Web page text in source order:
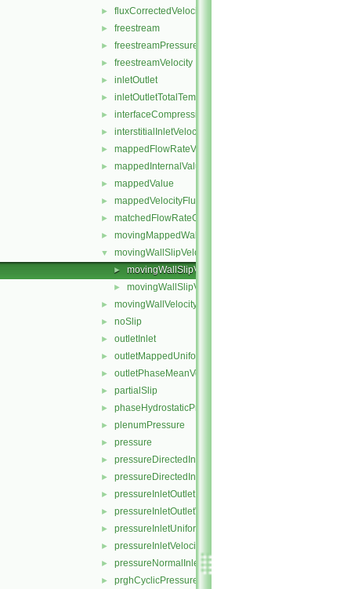
► fluxCorrectedVelocity
► freestream
► freestreamPressure
► freestreamVelocity
► inletOutlet
► inletOutletTotalTemperature
► interfaceCompression
► interstitialInletVelocity
► mappedFlowRateVelocity
► mappedInternalValue
► mappedValue
► mappedVelocityFlux
► matchedFlowRateOutletVelocity
► movingMappedWallVelocity
▼ movingWallSlipVelocity
► movingWallSlipVelocityFvPatchVectorField.C
► movingWallSlipVelocityFvPatchVectorField.H
► movingWallVelocity
► noSlip
► outletInlet
► outletMappedUniformInlet
► outletPhaseMeanVelocity
► partialSlip
► phaseHydrostaticPressure
► plenumPressure
► pressure
► pressureDirectedInletOutletVelocity
► pressureDirectedInletVelocity
► pressureInletOutletParSlipVelocity
► pressureInletOutletVelocity
► pressureInletUniformVelocity
► pressureInletVelocity
► pressureNormalInletOutletVelocity
► prghCyclicPressure